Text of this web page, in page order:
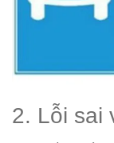
2. Lỗi sai